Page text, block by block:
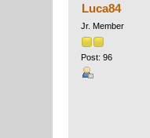
Luca84
Jr. Member
Post: 96